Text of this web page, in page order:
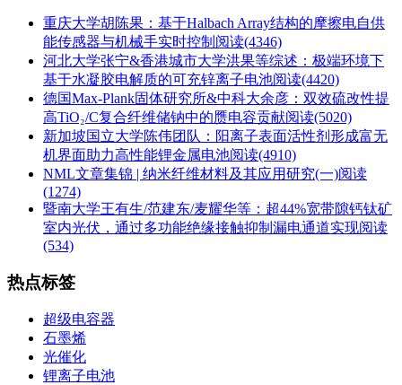
重庆大学胡陈果：基于Halbach Array结构的摩擦电自供
能传感器与机械手实时控制 阅读(4346)
河北大学张宁&香港城市大学洪果等综述：极端环境下
基于水凝胶电解质的可充锌离子电池阅读(4420)
德国Max-Plank固体研究所&中科大余彦：双效硫改性提
高TiO₂/C复合纤维储钠中的赝电容贡献阅读(5020)
新加坡国立大学陈伟团队：阳离子表面活性剂形成富无
机界面助力高性能锂金属电池阅读(4910)
NML文章集锦 | 纳米纤维材料及其应用研究(一)阅读
(1274)
暨南大学王有生/范建东/麦耀华等：超44%宽带隙钙钛矿
室内光伏，通过多功能绝缘接触抑制漏电通道实现阅读
(534)
热点标签
超级电容器
石墨烯
光催化
锂离子电池